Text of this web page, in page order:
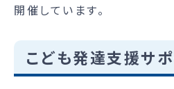
開催しています。
こども発達支援サ